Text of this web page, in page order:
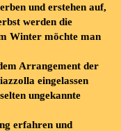
und erstehen auf,
werden die
Winter möchte man
Arrangement der
zolla eingelassen
ungekannte
erfahren und